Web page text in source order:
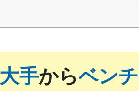
大手からベン